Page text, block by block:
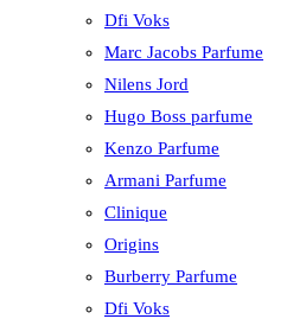
Dfi Voks
Marc Jacobs Parfume
Nilens Jord
Hugo Boss parfume
Kenzo Parfume
Armani Parfume
Clinique
Origins
Burberry Parfume
Dfi Voks